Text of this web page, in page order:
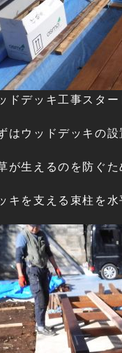
ドデッキ工事スター
はウッドデッキの設
が生えるのを防ぐ
キを支える束柱を